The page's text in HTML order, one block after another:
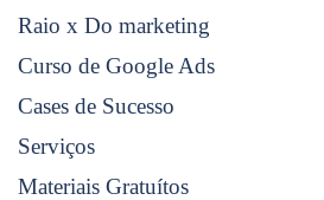
Raio x Do marketing
Curso de Google Ads
Cases de Sucesso
Serviços
Materiais Gratuítos